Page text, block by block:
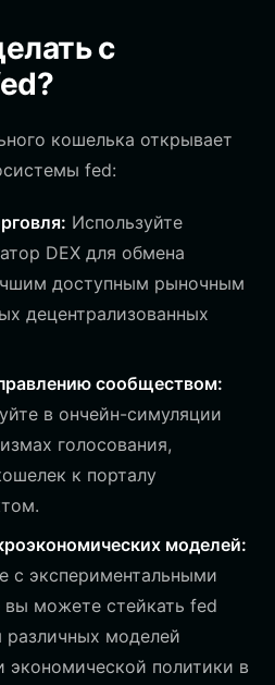
с
кошелька открывает
fed:
Используйте
DEX для обмена
доступным рыночным
децентрализованных
сообществом:
в ончейн-симуляции
голосования,
к порталу
моделей:
с экспериментальными
вы можете стейкать fed
различных моделей
экономической политики в